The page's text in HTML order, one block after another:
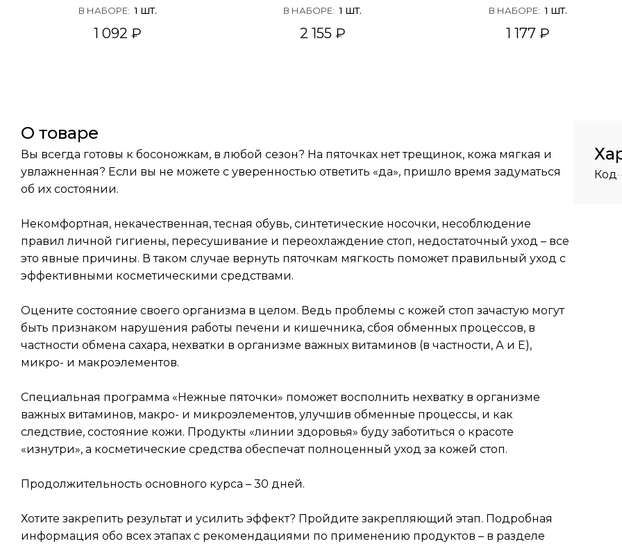
В НАБОРЕ: 1 ШТ.
1 092 ₽
В НАБОРЕ: 1 ШТ.
2 155 ₽
В НАБОРЕ: 1 ШТ.
1 177 ₽
о товаре
Вы всегда готовы к босоножкам, в любой сезон? На пяточках нет трещинок, кожа мягкая и
увлажненная? Если вы не можете с уверенностью ответить «да», пришло время задуматься
об их состоянии.
Некомфортная, некачественная, тесная обувь, синтетические носочки, несоблюдение
правил личной гигиены, пересушивание и переохлаждение стоп, недостаточный уход – все
это явные причины. В таком случае вернуть пяточкам мягкость поможет правильный уход с
эффективными косметическими средствами.
Оцените состояние своего организма в целом. Ведь проблемы с кожей стоп зачастую могут
быть признаком нарушения работы печени и кишечника, сбоя обменных процессов, в
частности обмена сахара, нехватки в организме важных витаминов (в частности, А и Е),
микро- и макроэлементов.
Специальная программа «Нежные пяточки» поможет восполнить нехватку в организме
важных витаминов, макро- и микроэлементов, улучшив обменные процессы, и как
следствие, состояние кожи. Продукты «линии здоровья» буду заботиться о красоте
«изнутри», а косметические средства обеспечат полноценный уход за кожей стоп.
Продолжительность основного курса – 30 дней.
Хотите закрепить результат и усилить эффект? Пройдите закрепляющий этап. Подробная
информация обо всех этапах с рекомендациями по применению продуктов – в разделе
Код